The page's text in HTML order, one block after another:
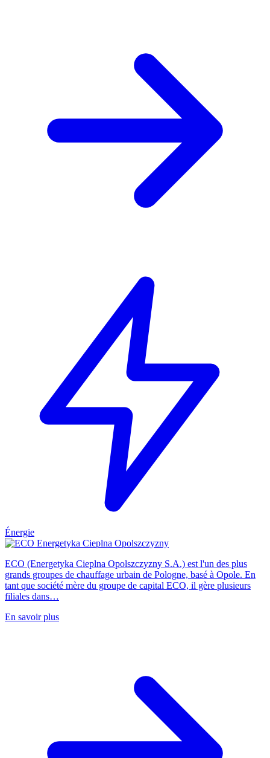
Énergie
ECO (Energetyka Cieplna Opolszczyzny S.A.) est l'un des plus
grands groupes de chauffage urbain de Pologne, basé à Opole. En
tant que société mère du groupe de capital ECO, il gère plusieurs
filiales dans…
En savoir plus